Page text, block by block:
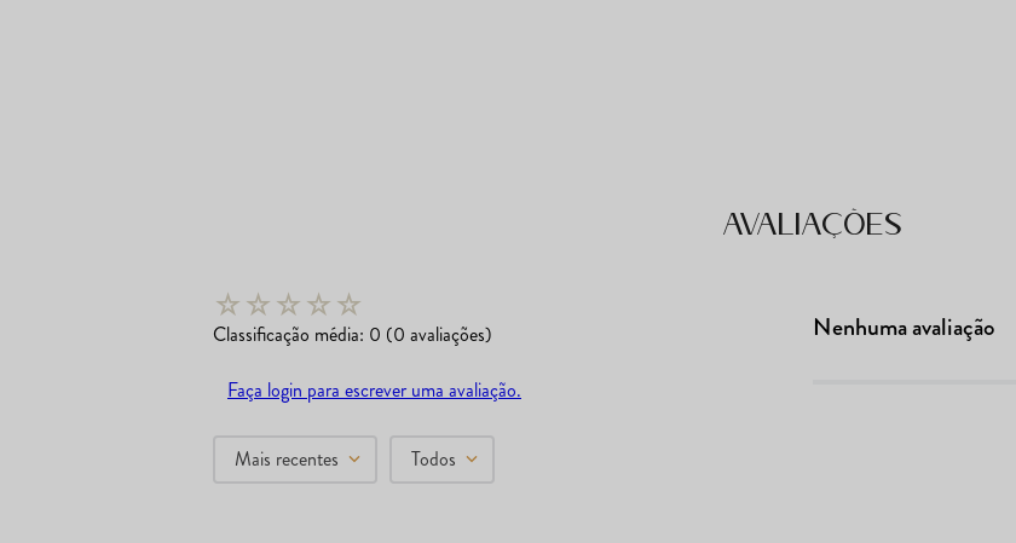
Avaliações
☆☆☆☆☆
Classificação média: 0 (0 avaliações)
Faça login para escrever uma avaliação.
Mais recentes Todos
Nenhuma avaliação